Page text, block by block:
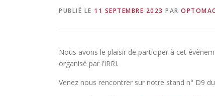
PUBLIÉ LE 11 SEPTEMBRE 2023 PAR
Nous avons le plaisir de participer à cet
organisé par l’IRRI.
Venez nous rencontrer sur notre stand n° D9